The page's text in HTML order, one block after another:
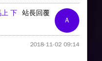
A
站長回覆
下
2018-11-02 09:14